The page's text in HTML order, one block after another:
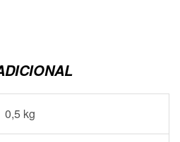
0,5 kg